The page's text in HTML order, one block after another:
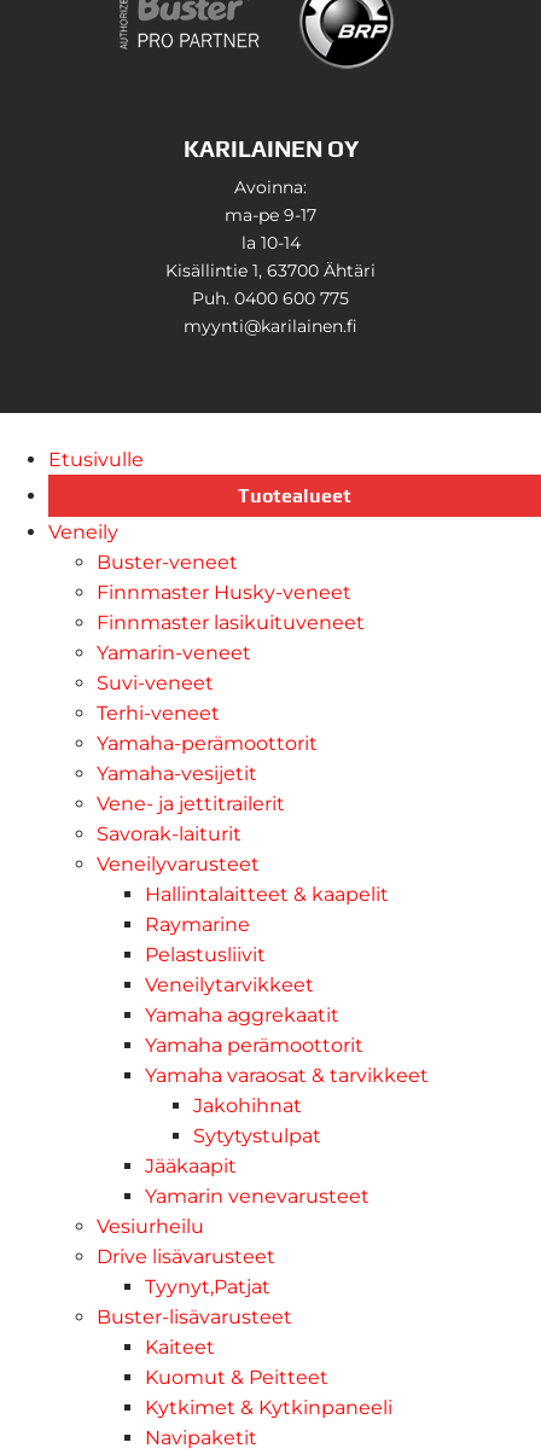
KARILAINEN OY
Avoinna:
ma-pe 9-17
la 10-14
Kisällintie 1, 63700 Ähtäri
Puh. 0400 600 775
myynti@karilainen.fi
Etusivulle
Tuotealueet
Veneily
Buster-veneet
Finnmaster Husky-veneet
Finnmaster lasikuituveneet
Yamarin-veneet
Suvi-veneet
Terhi-veneet
Yamaha-perämoottorit
Yamaha-vesijetit
Vene- ja jettitrailerit
Savorak-laiturit
Veneilyvarusteet
Hallintalaitteet & kaapelit
Raymarine
Pelastusliivit
Veneilytarvikkeet
Yamaha aggrekaatit
Yamaha perämoottorit
Yamaha varaosat & tarvikkeet
Jakohihnat
Sytytystulpat
Jääkaapit
Yamarin venevarusteet
Vesiurheilu
Drive lisävarusteet
Tyynyt,Patjat
Buster-lisävarusteet
Kaiteet
Kuomut & Peitteet
Kytkimet & Kytkinpaneeli
Navipaketit